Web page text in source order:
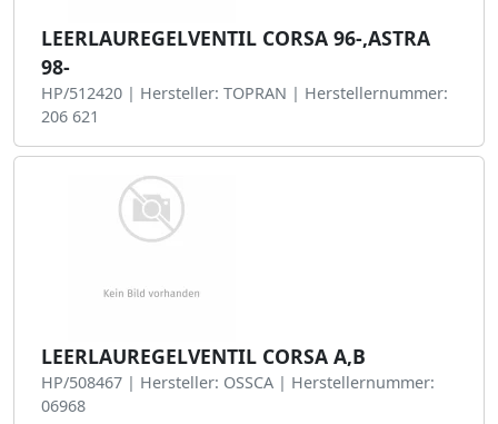
LEERLAUREGELVENTIL CORSA 96-,ASTRA
98-
HP/512420 | Hersteller: TOPRAN | Herstellernummer:
206 621
LEERLAUREGELVENTIL CORSA A,B
HP/508467 | Hersteller: OSSCA | Herstellernummer:
06968